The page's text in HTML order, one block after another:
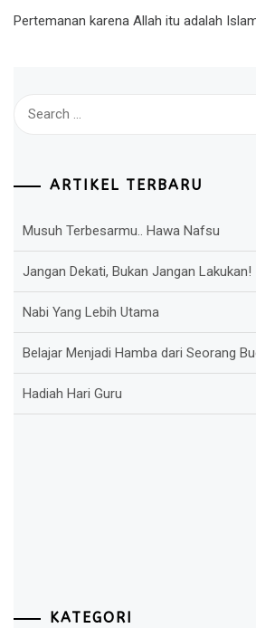
Pertemanan karena Allah itu adalah
Search
ARTIKEL TERBARU
Musuh Terbesarmu.. Hawa Nafsu
Jangan Dekati, Bukan Jangan Lakukan!
Nabi Yang Lebih Utama
Belajar Menjadi Hamba dari Seorang
Hadiah Hari Guru
KATEGORI